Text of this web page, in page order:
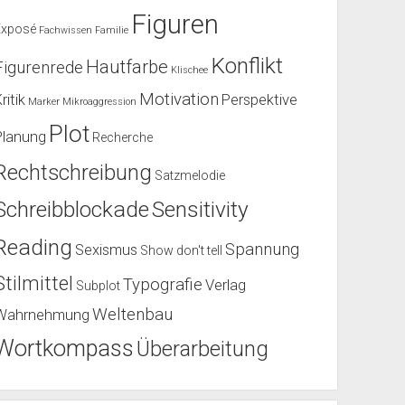
Fachwissen Familie Figuren
Hautfarbe Klischee Konflikt
Marker Mikroaggression Motivation Perspektive
Plot Recherche
Satzmelodie
Sensitivity
Sexismus Show don't tell Spannung
Subplot Typografie Verlag
Weltenbau
Überarbeitung